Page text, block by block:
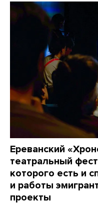
Ереванский
театральный
которого есть и
и работы
проекты